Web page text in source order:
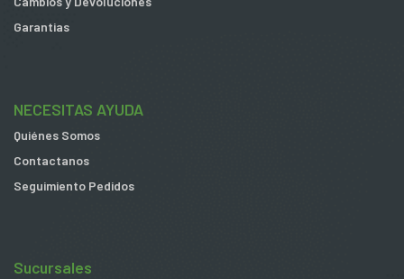
Garantias
NECESITAS AYUDA
Quiénes Somos
Contactanos
Seguimiento Pedidos
Sucursales